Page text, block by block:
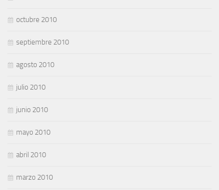
octubre 2010
septiembre 2010
agosto 2010
julio 2010
junio 2010
mayo 2010
abril 2010
marzo 2010